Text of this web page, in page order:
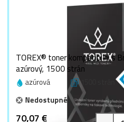
TOREX® toner kompatibilní s
azúrový, 1500 strán
azúrová 1500 strán
Nedostupné
70,07 €